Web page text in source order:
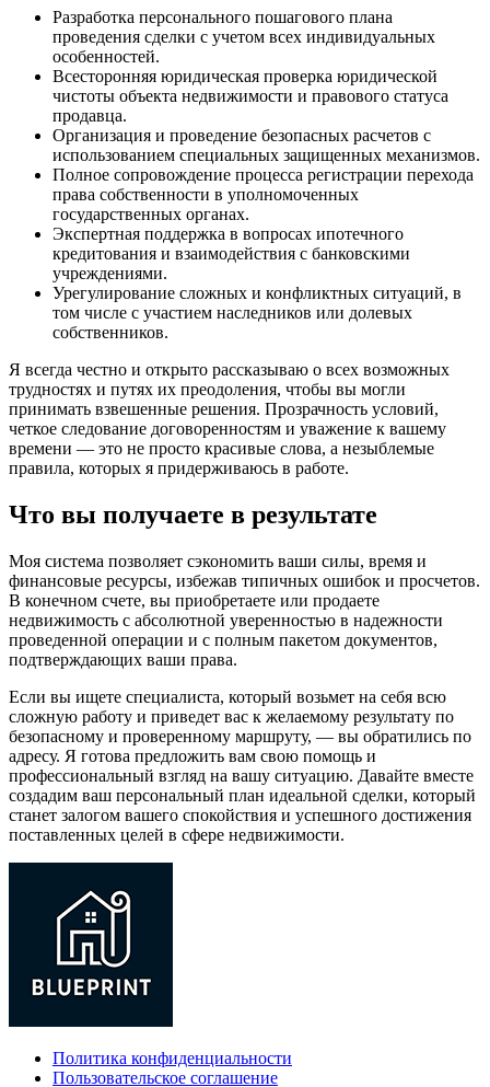
Разработка персонального пошагового плана
проведения сделки с учетом всех индивидуальных
особенностей.
Всесторонняя юридическая проверка юридической
чистоты объекта недвижимости и правового статуса
продавца.
Организация и проведение безопасных расчетов с
использованием специальных защищенных механизмов.
Полное сопровождение процесса регистрации перехода
права собственности в уполномоченных
государственных органах.
Экспертная поддержка в вопросах ипотечного
кредитования и взаимодействия с банковскими
учреждениями.
Урегулирование сложных и конфликтных ситуаций, в
том числе с участием наследников или долевых
собственников.
Я всегда честно и открыто рассказываю о всех возможных
трудностях и путях их преодоления, чтобы вы могли
принимать взвешенные решения. Прозрачность условий,
четкое следование договоренностям и уважение к вашему
времени — это не просто красивые слова, а незыблемые
правила, которых я придерживаюсь в работе.
Что вы получаете в результате
Моя система позволяет сэкономить ваши силы, время и
финансовые ресурсы, избежав типичных ошибок и просчетов.
В конечном счете, вы приобретаете или продаете
недвижимость с абсолютной уверенностью в надежности
проведенной операции и с полным пакетом документов,
подтверждающих ваши права.
Если вы ищете специалиста, который возьмет на себя всю
сложную работу и приведет вас к желаемому результату по
безопасному и проверенному маршруту, — вы обратились по
адресу. Я готова предложить вам свою помощь и
профессиональный взгляд на вашу ситуацию. Давайте вместе
создадим ваш персональный план идеальной сделки, который
станет залогом вашего спокойствия и успешного достижения
поставленных целей в сфере недвижимости.
Политика конфиденциальности
Пользовательское соглашение